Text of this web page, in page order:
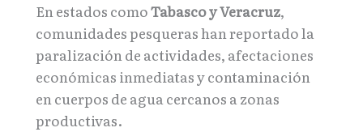
En estados comoTabasco y Veracruz,
comunidades pesqueras han reportado la
paralización de actividades, afectaciones
económicas inmediatas y contaminación
en cuerpos de agua cercanos a zonas
productivas.